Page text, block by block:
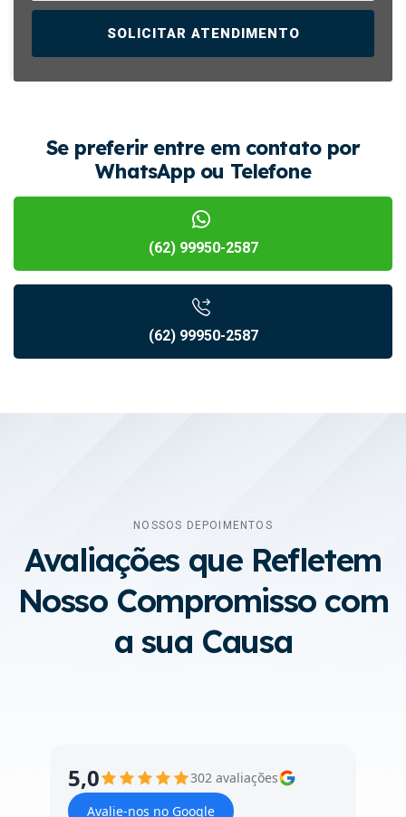
SOLICITAR ATENDIMENTO
Se preferir entre em contato por
WhatsApp ou Telefone
(62) 99950-2587
(62) 99950-2587
NOSSOS DEPOIMENTOS
Avaliações que Refletem
Nosso Compromisso com
a sua Causa
5,0
302 avaliações
Avalie-nos no Google